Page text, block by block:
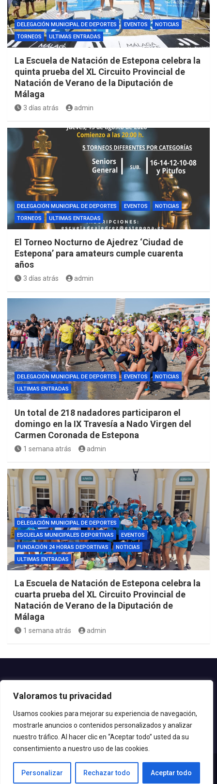
Valoramos tu privacidad
Usamos cookies para mejorar su experiencia de navegación,
mostrarle anuncios o contenidos personalizados y analizar
nuestro tráfico. Al hacer clic en “Aceptar todo” usted da su
consentimiento a nuestro uso de las cookies.
Personalizar Rechazar todo Aceptar todo
DELEGACIÓN MUNICIPAL DE DEPORTES EVENTOS
NOTICIAS
TORNEOS
ULTIMAS ENTRADAS
La Escuela de Natación de Estepona celebra la
quinta prueba del XL Circuito Provincial de
Natación de Verano de la Diputación de
Málaga
3 días atrás admin
DELEGACIÓN MUNICIPAL DE DEPORTES EVENTOS
NOTICIAS
TORNEOS
ULTIMAS ENTRADAS
El Torneo Nocturno de Ajedrez ‘Ciudad de
Estepona’ para amateurs cumple cuarenta
años
3 días atrás admin
DELEGACIÓN MUNICIPAL DE DEPORTES EVENTOS
NOTICIAS
ULTIMAS ENTRADAS
Un total de 218 nadadores participaron el
domingo en la IX Travesía a Nado Virgen del
Carmen Coronada de Estepona
1 semana atrás admin
DELEGACIÓN MUNICIPAL DE DEPORTES
ESCUELAS MUNICIPALES DEPORTIVAS
EVENTOS
FUNDACIÓN 24 HORAS DEPORTIVAS
NOTICIAS
ULTIMAS ENTRADAS
La Escuela de Natación de Estepona celebra la
cuarta prueba del XL Circuito Provincial de
Natación de Verano de la Diputación de
Málaga
1 semana atrás admin
Teléfono: 952.80.24.44
© 2020 Delegación de Deportes